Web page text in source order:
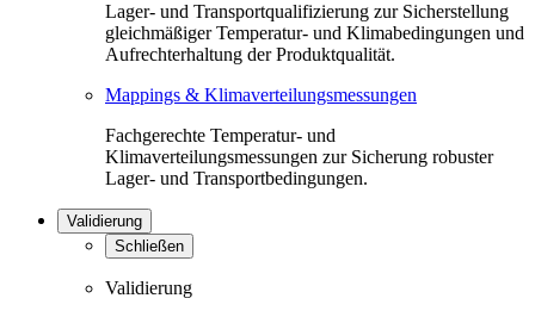
Lager- und Transportqualifizierung zur Sicherstellung
gleichmäßiger Temperatur- und Klimabedingungen und
Aufrechterhaltung der Produktqualität.
Mappings & Klimaverteilungsmessungen
Fachgerechte Temperatur- und
Klimaverteilungsmessungen zur Sicherung robuster
Lager- und Transportbedingungen.
Validierung
Schließen
Validierung